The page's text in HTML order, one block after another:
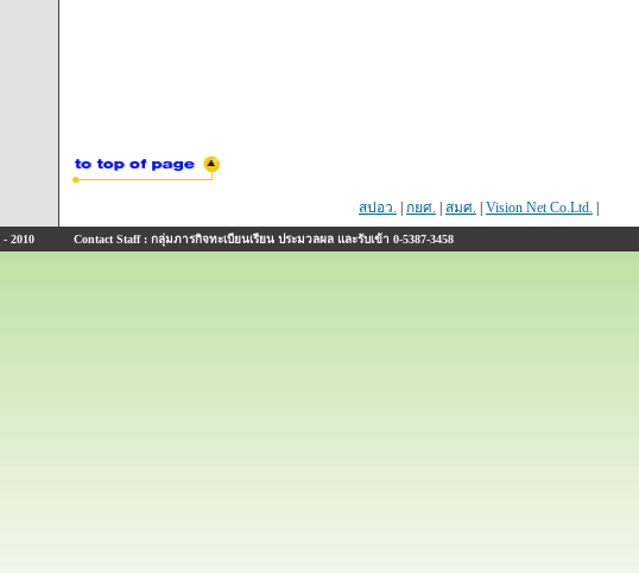
สปอว. กยศ. สมศ. Vision Net Co.Ltd.
2010 Contact Staff : กลุ่มภารกิจทะเบียนเรียน ประมวลผล และรับเข้า 0-5387-3458